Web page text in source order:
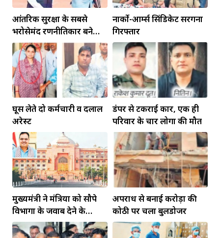
आंतरिक सुरक्षा के सबसे
भरोसेमंद रणनीतिकार बने
रहेंगे गोविंद मोहन
नार्को-आर्म्स सिंडिकेट सरगना
गिरफ्तार
घूस लेते दो कर्मचारी व दलाल
अरेस्ट
डंपर से टकराई कार, एक ही
परिवार के चार लोगों की मौत
मुख्यमंत्री ने मंत्रियों को सौपे
विभागों के जवाब देने के
दायित्व
अपराध से बनाई करोड़ों की
कोठी पर चला बुलडोजर